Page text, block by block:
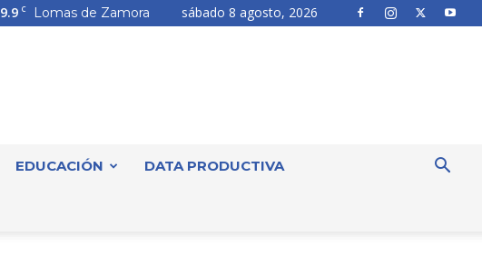
9.9 C Lomas de Zamora sábado 8 agosto, 2026
EDUCACIÓN DATA PRODUCTIVA